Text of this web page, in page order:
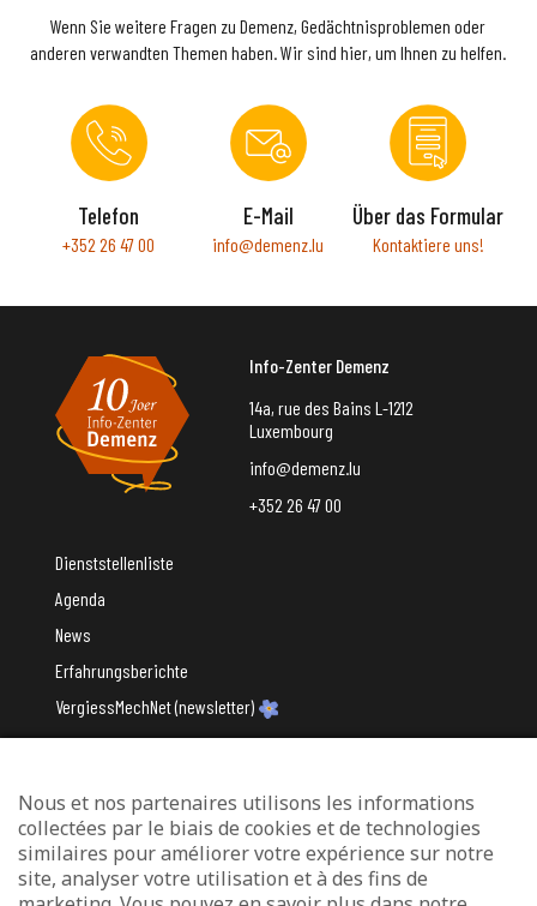
Wenn Sie weitere Fragen zu Demenz, Gedächtnisproblemen oder
anderen verwandten Themen haben. Wir sind hier, um Ihnen zu helfen.
Telefon
+352 26 47 00
E-Mail
info@demenz.lu
Über das Formular
Kontaktiere uns!
Info-Zenter Demenz
14a, rue des Bains L-1212
Luxembourg
info@demenz.lu
+352 26 47 00
Dienststellenliste
Agenda
News
Erfahrungsberichte
VergiessMechNet (newsletter)
Mit Unterstützung des
Nous et nos partenaires utilisons les informations
collectées par le biais de cookies et de technologies
similaires pour améliorer votre expérience sur notre
site, analyser votre utilisation et à des fins de